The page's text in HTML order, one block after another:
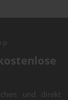
und direkt